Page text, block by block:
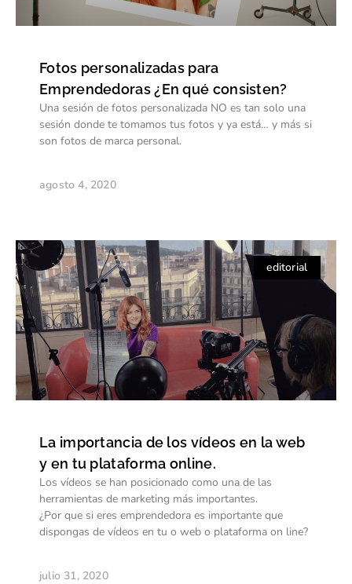
Fotos personalizadas para
Emprendedoras ¿En qué consisten?
Una sesión de fotos personalizada NO es tan solo una
sesión donde te tomamos tus fotos y ya está… y más si
son fotos de marca personal.
agosto 4, 2020
editorial
La importancia de los vídeos en la web
y en tu plataforma online.
Los vídeos se han posicionado como una de las
herramientas de marketing más importantes.
¿Por que si eres emprendedora es importante que
dispongas de vídeos en tu o web o plataforma on line?
julio 31, 2020